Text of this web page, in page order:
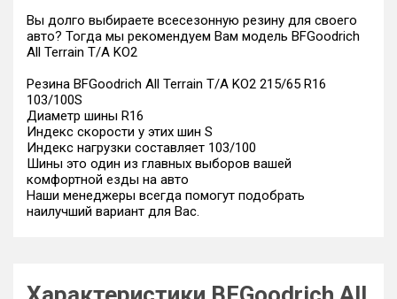
Вы долго выбираете всесезонную резину для своего
авто? Тогда мы рекомендуем Вам модель BFGoodrich
All Terrain T/A KO2
Резина BFGoodrich All Terrain T/A KO2 215/65 R16
103/100S
Диаметр шины R16
Индекс скорости у этих шин S
Индекс нагрузки составляет 103/100
Шины это один из главных выборов вашей
комфортной езды на авто
Наши менеджеры всегда помогут подобрать
наилучший вариант для Вас.